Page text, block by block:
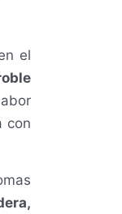
el
con